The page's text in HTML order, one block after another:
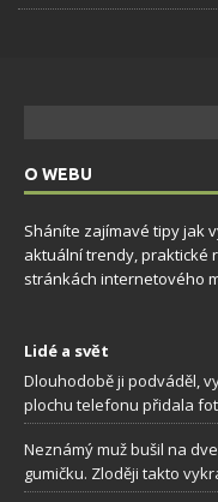
O WEBU
Sháníte zajímavé tipy jak
aktuální trendy, praktické
stránkách internetového
Lidé a svět
Dlouhodobě ji podváděl,
plochu telefonu přidala
Neznámý muž bušil na
gumičku. Zloději takto